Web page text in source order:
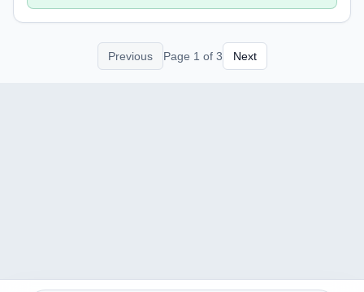
Previous Page 1 of 3 Next